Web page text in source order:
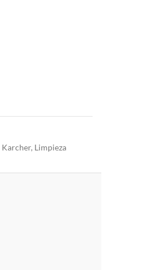
Karcher, Limpieza